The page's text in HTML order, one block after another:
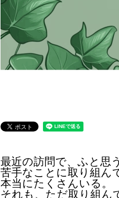
最近の訪問で、ふと思
苦手なことに取り組ん
本当にたくさんいる。
それも、ただ取り組